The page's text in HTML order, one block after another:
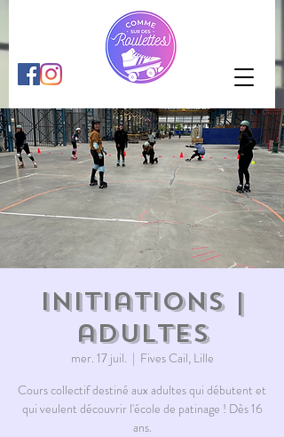
Initiations |
adultes
mer. 17 juil.
  |
Fives Cail, Lille
Cours collectif destiné aux adultes qui débutent et
qui veulent découvrir l'école de patinage ! Dès 16
ans.